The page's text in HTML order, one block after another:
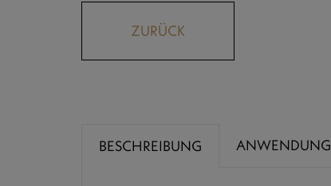
ZURÜCK
BESCHREIBUNG ANWENDUNG